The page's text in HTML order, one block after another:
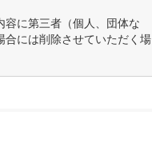
容に第三者（個人、団体な
合には削除させていただく場